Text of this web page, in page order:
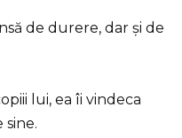
de durere, dar și de
lui, ea îi vindeca
sine.